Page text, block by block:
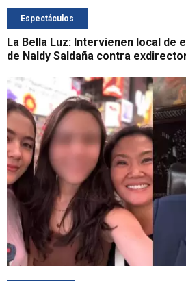
Espectáculos
La Bella Luz: Intervienen local de
de Naldy Saldaña contra